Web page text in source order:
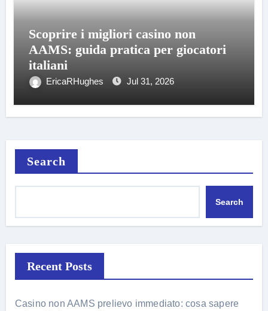
Scoprire i migliori casino non
AAMS: guida pratica per giocatori
italiani
EricaRHughes Jul 31, 2026
Search
Search
Recent Posts
Casino non AAMS prelievo immediato: cosa sapere